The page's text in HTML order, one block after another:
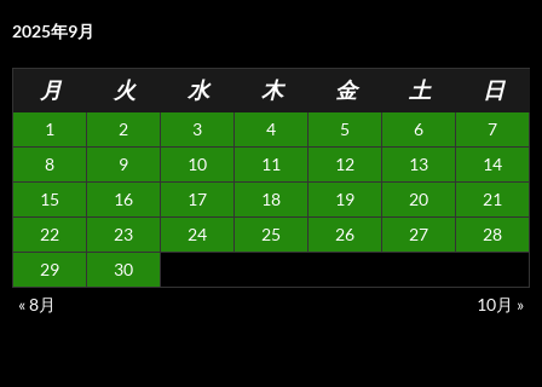
2025年9月
月 火 水 木 金 土 日
1 2 3 4 5 6
7
8
9 10 11 12 13
14
15
16 17 18 19 20
21
22
23 24 25 26 27
28
29
30
« 8月
10月 »